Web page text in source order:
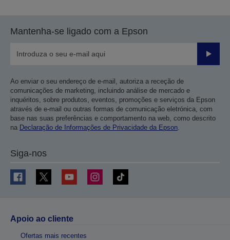
Mantenha-se ligado com a Epson
Enviar
Ao enviar o seu endereço de e-mail, autoriza a receção de
comunicações de marketing, incluindo análise de mercado e
inquéritos, sobre produtos, eventos, promoções e serviços da Epson
através de e-mail ou outras formas de comunicação eletrónica, com
base nas suas preferências e comportamento na web, como descrito
na Declaração de Informações de Privacidade da Epson
Siga-nos
Apoio ao cliente
Ofertas mais recentes